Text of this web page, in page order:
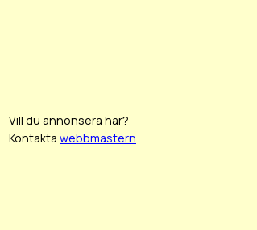
Vill du annonsera här?
Kontakta webbmastern